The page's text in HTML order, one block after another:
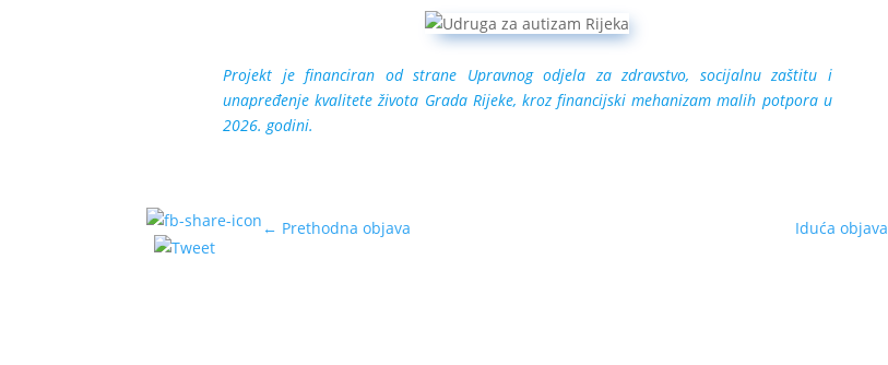
Projekt je financiran od strane Upravnog odjela za zdravstvo, socijalnu zaštitu i
unapređenje kvalitete života Grada Rijeke, kroz financijski mehanizam malih potpora u
2026. godini.
← Prethodna objava Iduća objava